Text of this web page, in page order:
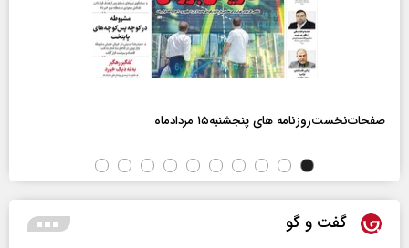
صفحات‌نخست‌روزنامه ها‌ی پنجشنبه‌۱۵ مردادماه
گفت و گو